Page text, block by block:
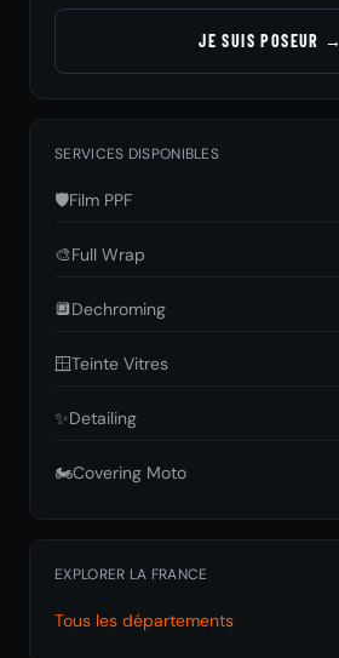
JE SUIS POSEUR →
SERVICES DISPONIBLES
🛡️Film PPF
🎨Full Wrap
🔲Dechroming
🪟Teinte Vitres
✨Detailing
🏍️Covering Moto
EXPLORER LA FRANCE
Tous les départements